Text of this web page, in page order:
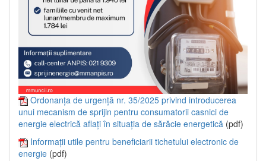
Ordonanța de urgență nr. 35/2025 privind introducerea
unui mecanism de sprijin pentru consumatorii casnici de
energie electrică aflați în situația de sărăcie energetică (pdf)
Informații utile pentru beneficiarii tichetului electronic de
energie (pdf)